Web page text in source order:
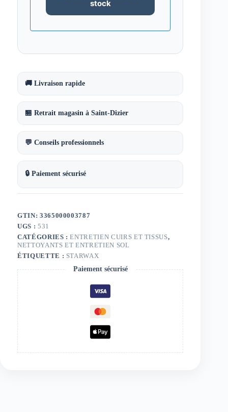
🚚 Livraison rapide
🏪 Retrait magasin à Saint-Dizier
💬 Conseils professionnels
🔒 Paiement sécurisé
GTIN: 3365000003787
UGS : 531
CATÉGORIES :ENTRETIEN CUIRS ET TISSUS,
NETTOYANTS ET ENTRETIEN SOL
ÉTIQUETTE : STARWAX
Paiement sécurisé